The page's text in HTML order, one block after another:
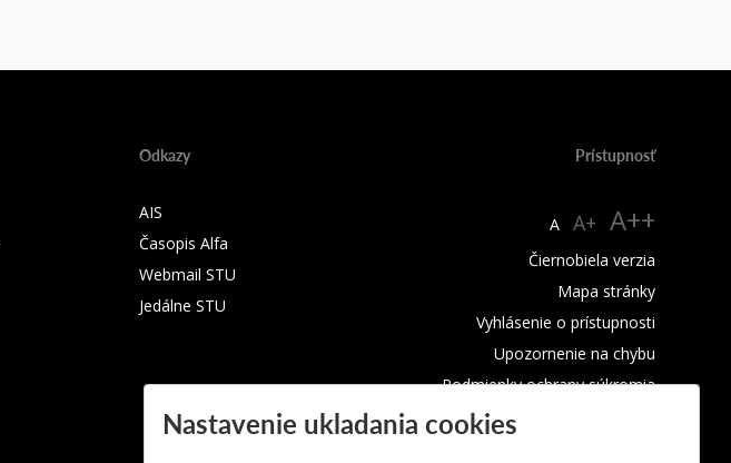
Odkazy
AIS
Časopis Alfa
Webmail STU
Jedálne STU
Prístupnosť
A A+ A++
Čiernobiela verzia
Mapa stránky
Vyhlásenie o prístupnosti
Upozornenie na chybu
Podmienky ochrany súkromia
Nastavenie ukladania cookies